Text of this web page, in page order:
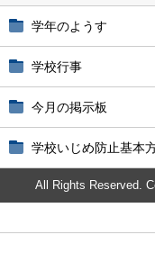
学年のようす
学校行事
今月の掲示板
学校いじめ防止基本
All Rights Reserved.